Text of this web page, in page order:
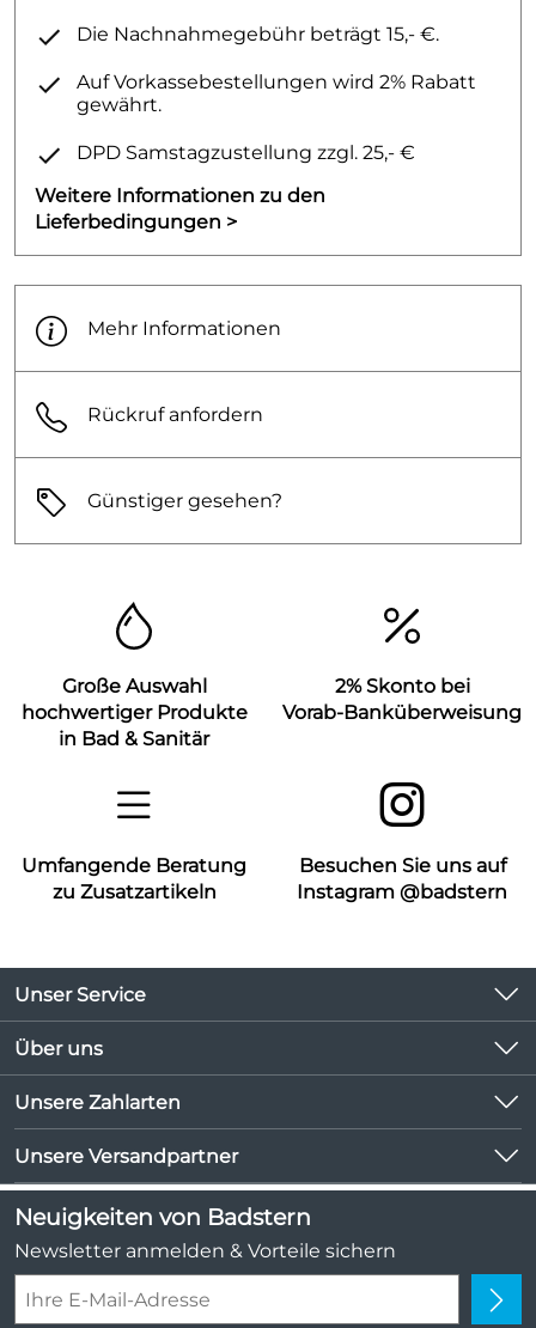
Die Nachnahmegebühr beträgt 15,- €.
Auf Vorkassebestellungen wird 2% Rabatt
gewährt.
DPD Samstagzustellung zzgl. 25,- €
Weitere Informationen zu den
Lieferbedingungen >
Mehr Informationen
Rückruf anfordern
Günstiger gesehen?
Große Auswahl
hochwertiger Produkte
in Bad & Sanitär
2% Skonto bei
Vorab-Banküberweisung
Umfangende Beratung
zu Zusatzartikeln
Besuchen Sie uns auf
Instagram @badstern
Unser Service
Kontakt
Kundeninformationen
Newsletter
Lieferbedingungen
Kundenlogin
Über uns
Unsere Bestseller
Marken
Neu
Angebote
Kundenbewertungen (1.047)
4,9/5*****
Unsere Zahlarten
Unsere Versandpartner
Neuigkeiten von Badstern
Newsletter anmelden & Vorteile sichern